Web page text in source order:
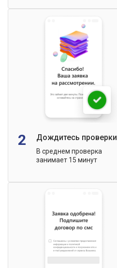
2 Дождитесь проверки
В среднем проверка
занимает 15 минут